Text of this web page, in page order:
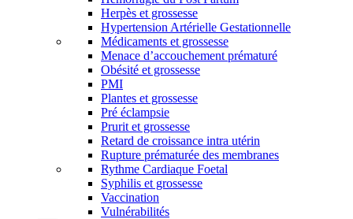
Herpès et grossesse
Hypertension Artérielle Gestationnelle
Médicaments et grossesse
Menace d’accouchement prématuré
Obésité et grossesse
PMI
Plantes et grossesse
Pré éclampsie
Prurit et grossesse
Retard de croissance intra utérin
Rupture prématurée des membranes
Rythme Cardiaque Foetal
Syphilis et grossesse
Vaccination
Vulnérabilités